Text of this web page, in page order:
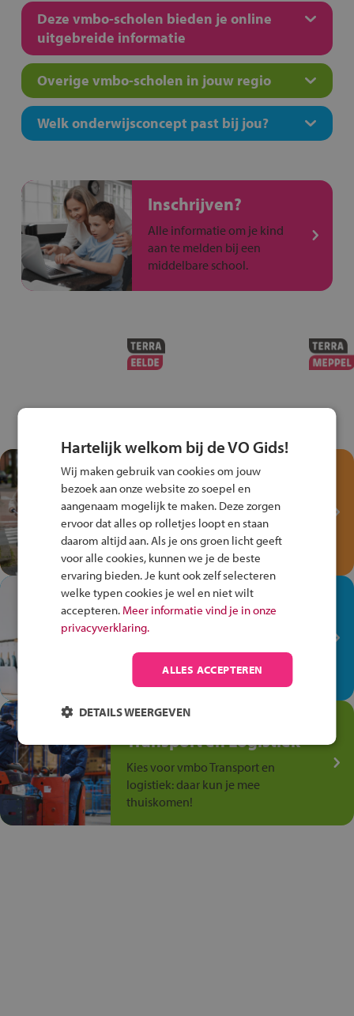
Deze vmbo-scholen bieden je online
uitgebreide informatie
Overige vmbo-scholen in jouw regio
Welk onderwijsconcept past bij jou?
Inschrijven?
Alle informatie om je kind
aan te melden bij een
middelbare school.
Test je kennis met het
Fiets Veilig
Verkeersspel!
Speel het Fiets Veilig Verkeersspel
en win een Cortina-fiets!
In de winkel ben je op je
plek!
op de winkelvloer, waar elke dag
anders is!
Jouw talent in de
Transport en Logistiek
Kies voor vmbo Transport en
logistiek: daar kun je mee
thuiskomen!
Hartelijk welkom bij de VO Gids!
Wij maken gebruik van cookies om jouw
bezoek aan onze website zo soepel en
aangenaam mogelijk te maken. Deze zorgen
ervoor dat alles op rolletjes loopt en staan
daarom altijd aan. Als je ons groen licht geeft
voor alle cookies, kunnen we je de beste
ervaring bieden. Je kunt ook zelf selecteren
welke typen cookies je wel en niet wilt
accepteren. Meer informatie vind je in onze
privacyverklaring.
ALLES ACCEPTEREN
DETAILS WEERGEVEN